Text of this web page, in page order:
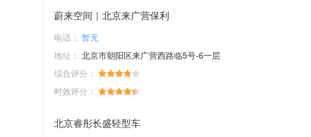
蔚来空间｜北京来广营保利
电话： 暂无
地址： 北京市朝阳区来广营西路临5号-6一层
综合评分：
时效评分：
北京睿彤长盛轻型车